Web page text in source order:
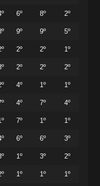
6º 8º 2º
9º 9º 5º
2º 2º 1º
2º 2º 2º
4º 1º 1º
4º 7º 4º
7º 1º 1º
6º 6º 3º
1º 3º 2º
1º 1º 1º